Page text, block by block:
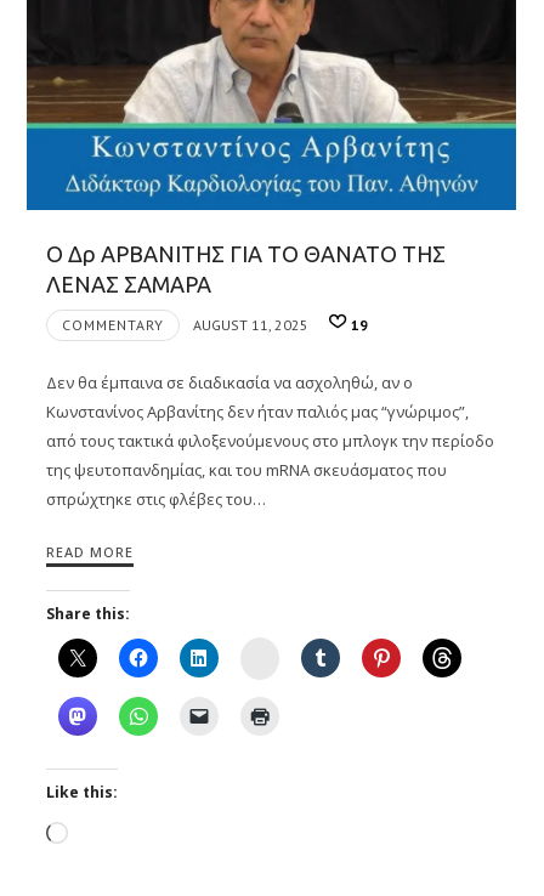
Ο Δρ ΑΡΒΑΝΙΤΗΣ ΓΙΑ ΤΟ ΘΑΝΑΤΟ ΤΗΣ
ΛΕΝΑΣ ΣΑΜΑΡΑ
COMMENTARY AUGUST 11, 2025 19
Δεν θα έμπαινα σε διαδικασία να ασχοληθώ, αν ο
Κωνστανίνος Αρβανίτης δεν ήταν παλιός μας “γνώριμος”,
από τους τακτικά φιλοξενούμενους στο μπλογκ την περίοδο
της ψευτοπανδημίας, και του mRNA σκευάσματος που
σπρώχτηκε στις φλέβες του…
READ MORE
Share this:
Instagram
Like this:
Loading…